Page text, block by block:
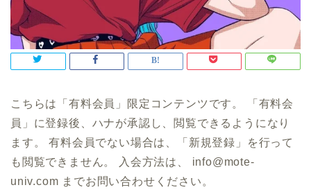
こちらは「有料会員」限定コンテンツです。 「有料会
員」に登録後、ハナが承認し、閲覧できるようになり
ます。 有料会員でない場合は、「新規登録」を行って
も閲覧できません。 入会方法は、 info@mote-
univ.com までお問い合わせください。